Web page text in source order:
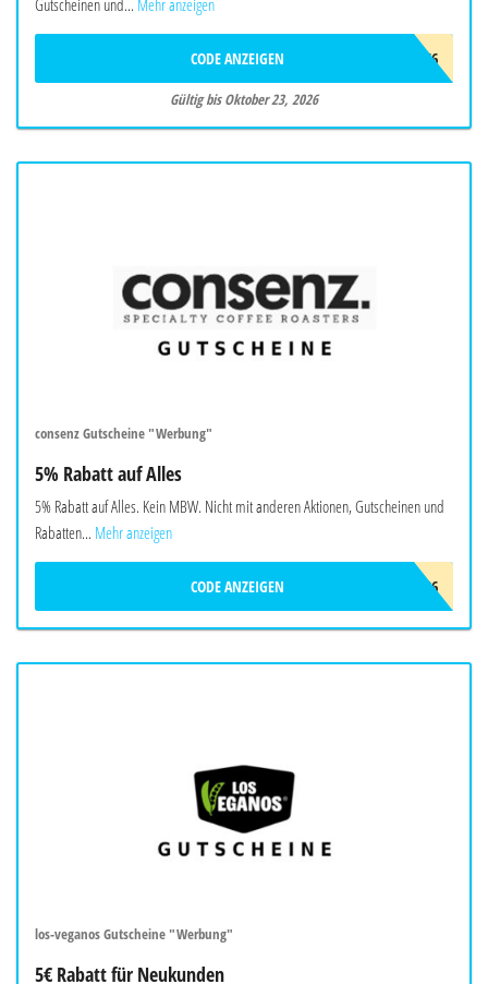
ADC9966
CODE ANZEIGEN
Gültig bis Oktober 23, 2026
consenz Gutscheine "Werbung"
5% Rabatt auf Alles
5% Rabatt auf Alles. Kein MBW. Nicht mit anderen Aktionen, Gutscheinen und
Rabatten... Mehr anzeigen
CONSENZ_SOMMER_2026
CODE ANZEIGEN
los-veganos Gutscheine "Werbung"
5€ Rabatt für Neukunden